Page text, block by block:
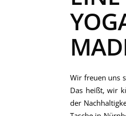
Wir freuen uns
Das heißt, wir
der